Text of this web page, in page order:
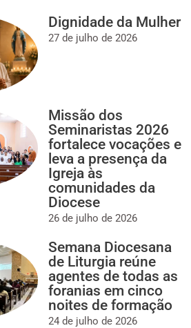
Dignidade da Mulher
27 de julho de 2026
Missão dos
Seminaristas 2026
fortalece vocações e
leva a presença da
Igreja às
comunidades da
Diocese
26 de julho de 2026
Semana Diocesana
de Liturgia reúne
agentes de todas as
foranias em cinco
noites de formação
24 de julho de 2026